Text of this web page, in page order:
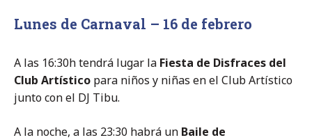
Lunes de Carnaval – 16 de febrero
A las 16:30h tendrá lugar la Fiesta de Disfraces del
Club Artístico para niños y niñas en el Club Artístico
junto con el DJ Tibu.
A la noche, a las 23:30 habrá un Baile de